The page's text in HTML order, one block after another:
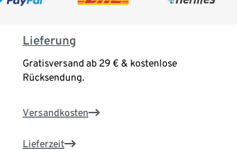
Lieferung
Gratisversand ab 29 € & kostenlose
Rücksendung.
Versandkosten
Lieferzeit